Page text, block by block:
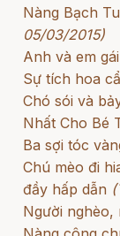
Nàng Bạch
05/03/2015)
Anh và em gái
Sự tích hoa
Chó sói và
Nhất Cho Bé
Ba sợi tóc
Chú mèo đi
đầy hấp dẫn
Người nghèo,